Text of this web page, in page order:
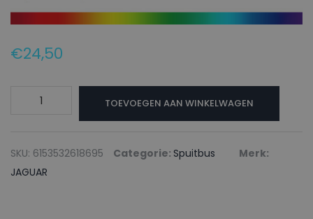
€24,50
JAGUAR
Blanke
lak
TOEVOEGEN AAN WINKELWAGEN
SKU: 6153532618695 Categorie: Spuitbus
Merk:
JAGUAR